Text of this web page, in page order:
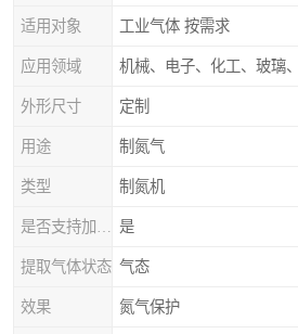
适用对象 工业气体 按需求
应用领域
外形尺寸 定制
用途 制氮气
类型 制氮机
是
提取气体状态 气态
效果 氮气保护